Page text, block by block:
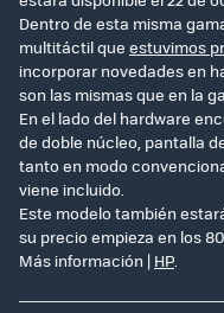
Dentro de esta misma
multitáctil que estuvimos
incorporar novedades en
son las mismas que en la
En el lado del hardware
de doble núcleo, pantalla
tanto en modo
viene incluido.
Este modelo también
su precio empieza en los
Más información | HP